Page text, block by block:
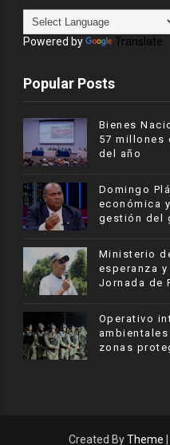
Powered by Translate
Popular Posts
Bienes
57 millones
del año
​Domingo
económica
gestión del
Ministerio
esperanza
Jornada de
Operativo
zonas
Created ByTheme